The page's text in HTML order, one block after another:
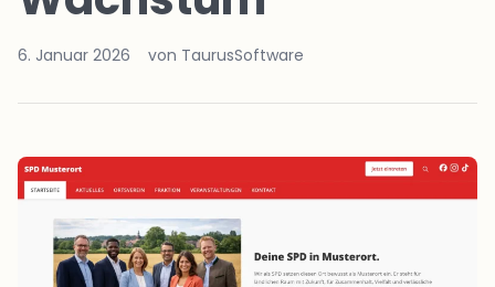
6. Januar 2026 von TaurusSoftware